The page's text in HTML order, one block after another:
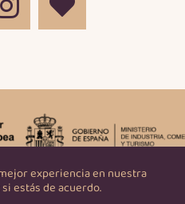
experiencia en nuestra
estás de acuerdo.